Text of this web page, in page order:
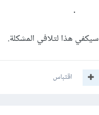
.
سيكفي هذا لتلافي المشكلة.
اقتباس